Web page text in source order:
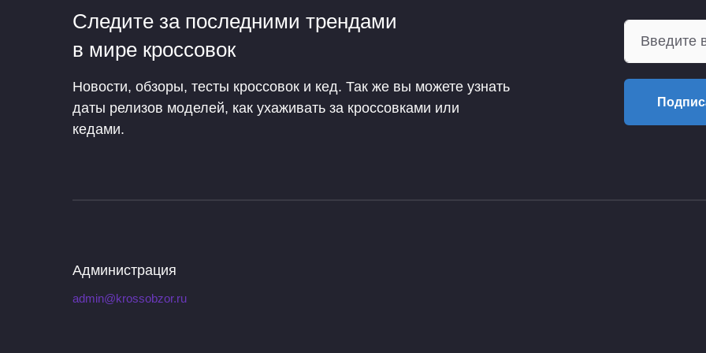
Следите за последними трендами
в мире кроссовок
Новости, обзоры, тесты кроссовок и кед. Так же вы можете узнать
даты релизов моделей, как ухаживать за кроссовками или
кедами.
Администрация
admin@krossobzor.ru